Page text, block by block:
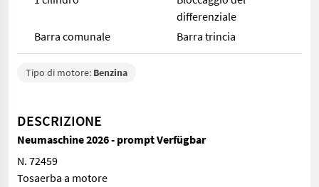
differenziale
Barra comunale
Barra trincia
Tipo di motore: Benzina
DESCRIZIONE
Neumaschine 2026 - prompt Verfügbar
N. 72459
Tosaerba a motore